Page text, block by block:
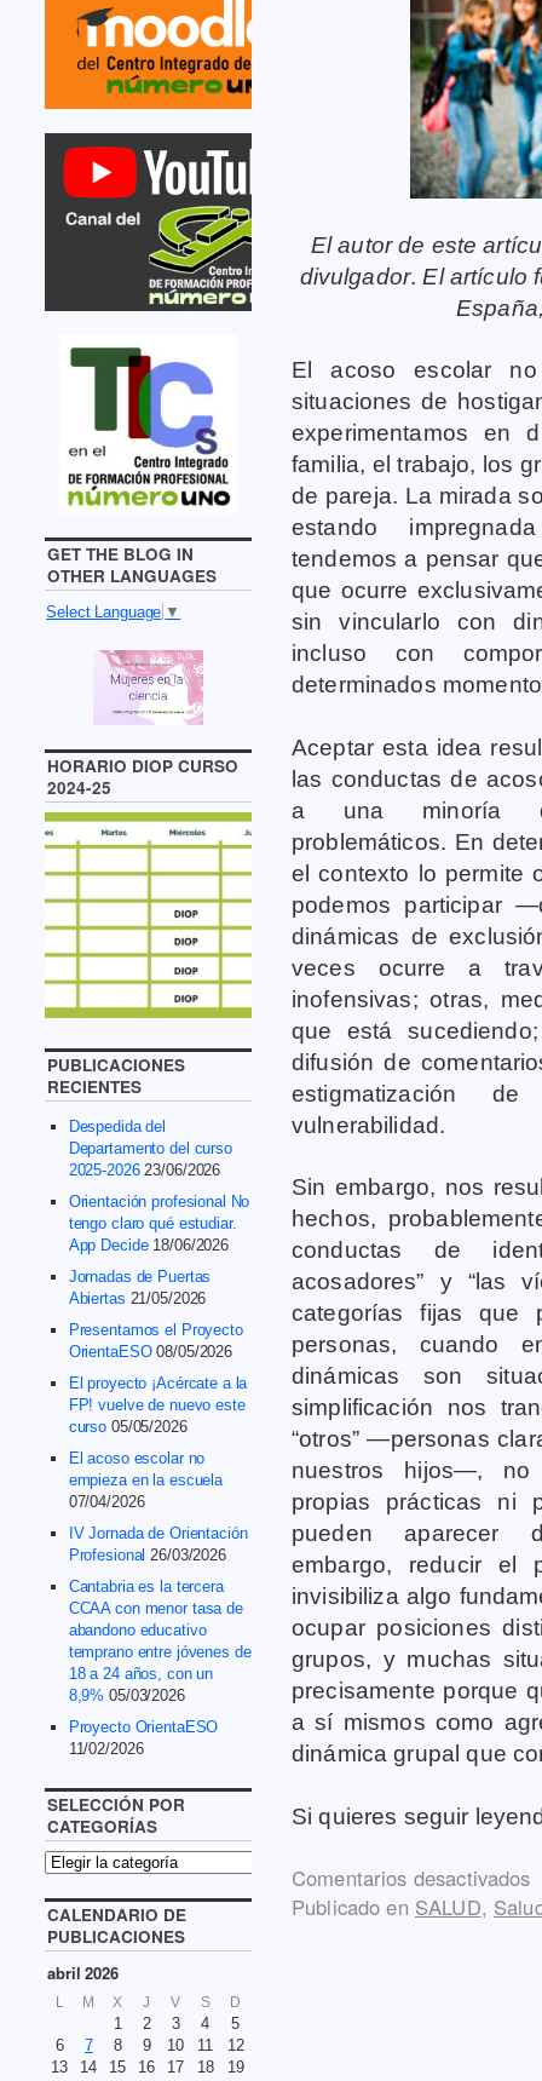
El autor de este
divulgador.El artículo
El acoso escolar
situaciones de
experimentamos en
familia, el trabajo, los
de pareja. La mirada
estando
tendemos a pensar
que ocurre
sin vincularlo con
incluso con
determinados
Aceptar esta idea
las conductas de
a una minoría
problemáticos. En
el contexto lo permite
podemos participar
dinámicas de
veces ocurre a
inofensivas; otras,
que está
difusión de
estigmatización
vulnerabilidad.
Sin embargo, nos
hechos,
conductas de
acosadores” y “las
categorías fijas que
personas, cuando
dinámicas son
simplificación nos
“otros” —personas
nuestros hijos—, no
propias prácticas ni
pueden aparecer
embargo, reducir el
invisibiliza algo
ocupar posiciones
grupos, y muchas
precisamente porque
a sí mismos como
dinámica grupal que
Si quieres seguir
Comentarios desactivados
Publicado en SALUD,
GET THE BLOG IN
OTHER LANGUAGES
Select Language ▼
HORARIO DIOP CURSO
2024-25
PUBLICACIONES
RECIENTES
Despedida del
Departamento del curso
2025-2026 23/06/2026
Orientación profesional No
tengo claro qué estudiar.
App Decide 18/06/2026
Jornadas de Puertas
Abiertas 21/05/2026
Presentamos el Proyecto
OrientaESO 08/05/2026
El proyecto ¡Acércate a la
FP! vuelve de nuevo este
curso 05/05/2026
El acoso escolar no
empieza en la escuela
07/04/2026
IV Jornada de Orientación
Profesional 26/03/2026
Cantabria es la tercera
CCAA con menor tasa de
abandono educativo
temprano entre jóvenes de
18 a 24 años, con un
8,9% 05/03/2026
Proyecto OrientaESO
11/02/2026
SELECCIÓN POR
CATEGORÍAS
CALENDARIO DE
PUBLICACIONES
abril 2026
L M X J V S D
1 2 3 4
5
6
7 8 9 10 11
12
13
14 15 16 17 18
19